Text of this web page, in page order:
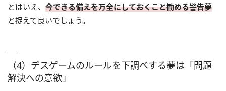
とはいえ、 今できる備えを万全にしておくこと勧める警告夢
と捉えて良いでしょう。
（4）デスゲームのルールを下調べする夢は「問題
解決への意欲」